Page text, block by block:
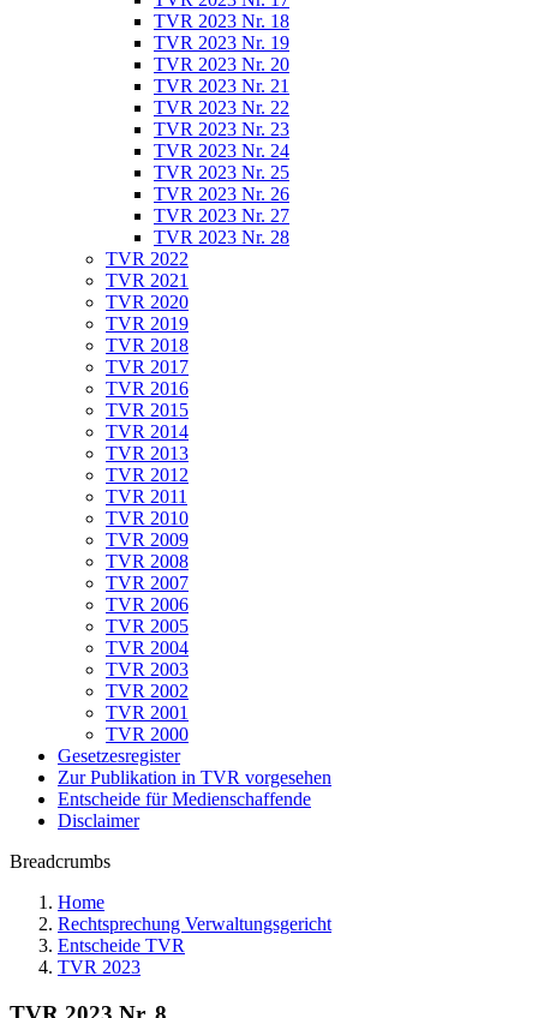
TVR 2023 Nr. 18
TVR 2023 Nr. 19
TVR 2023 Nr. 20
TVR 2023 Nr. 21
TVR 2023 Nr. 22
TVR 2023 Nr. 23
TVR 2023 Nr. 24
TVR 2023 Nr. 25
TVR 2023 Nr. 26
TVR 2023 Nr. 27
TVR 2023 Nr. 28
TVR 2022
TVR 2021
TVR 2020
TVR 2019
TVR 2018
TVR 2017
TVR 2016
TVR 2015
TVR 2014
TVR 2013
TVR 2012
TVR 2011
TVR 2010
TVR 2009
TVR 2008
TVR 2007
TVR 2006
TVR 2005
TVR 2004
TVR 2003
TVR 2002
TVR 2001
TVR 2000
Gesetzesregister
Zur Publikation in TVR vorgesehen
Entscheide für Medienschaffende
Disclaimer
Breadcrumbs
Home
Rechtsprechung Verwaltungsgericht
Entscheide TVR
TVR 2023